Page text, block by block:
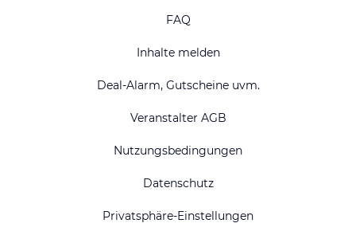
FAQ
Inhalte melden
Deal-Alarm, Gutscheine uvm.
Veranstalter AGB
Nutzungsbedingungen
Datenschutz
Privatsphäre-Einstellungen